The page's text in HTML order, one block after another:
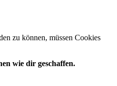
zu können, müssen Cookies
wie dir geschaffen.